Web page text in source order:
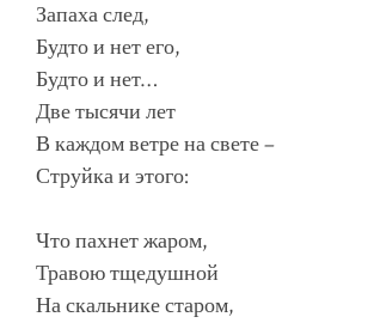
Запаха след,
Будто и нет его,
Будто и нет…
Две тысячи лет
В каждом ветре на свете –
Струйка и этого:
Что пахнет жаром,
Травою тщедушной
На скальнике старом,